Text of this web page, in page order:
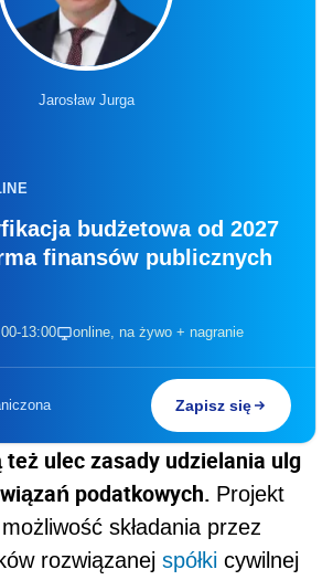
Jarosław Jurga
budżetowa od 2027
finansów publicznych
13:00 online, na żywo + nagranie
Zapisz się
ulec zasady udzielania ulg
podatkowych. Projekt
składania przez
rozwiązanej spółki cywilnej